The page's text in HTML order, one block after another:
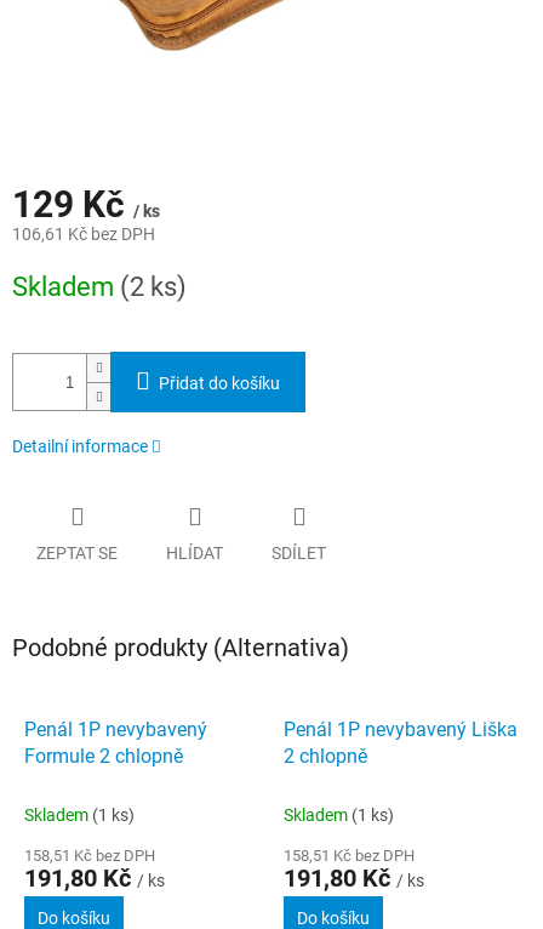
129 Kč / ks
106,61 Kč bez DPH
cena:
Skladem (2 ks)
Přidat do košíku
Detailní informace
ZEPTAT SE HLÍDAT SDÍLET
Podobné produkty (Alternativa)
Penál 1P nevybavený
Formule 2 chlopně
Skladem (1 ks)
158,51 Kč bez DPH
191,80 Kč / ks
Do košíku
Penál 1P nevybavený Liška
2 chlopně
Skladem (1 ks)
158,51 Kč bez DPH
191,80 Kč / ks
Do košíku